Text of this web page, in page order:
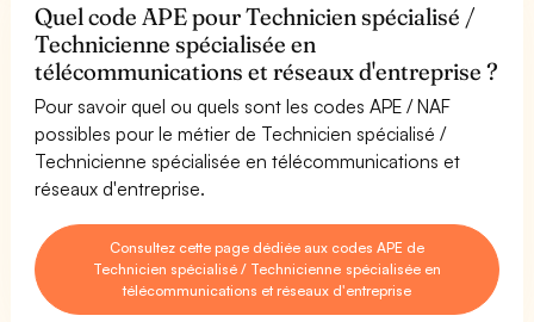
Quel code APE pour Technicien spécialisé /
Technicienne spécialisée en
télécommunications et réseaux d'entreprise ?
Pour savoir quel ou quels sont les codes APE / NAF
possibles pour le métier de Technicien spécialisé /
Technicienne spécialisée en télécommunications et
réseaux d'entreprise.
Consultez cette page dédiée aux codes APE de
Technicien spécialisé / Technicienne spécialisée en
télécommunications et réseaux d'entreprise